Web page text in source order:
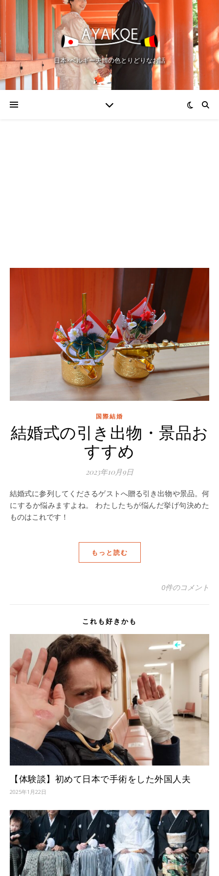
日本×ベルギー夫婦の色とりどりなお話
国際結婚
結婚式の引き出物・景品お
すすめ
2023年10月9日
結婚式に参列してくださるゲストへ贈る引き出物や景品。何
にするか悩みますよね。 わたしたちが悩んだ挙げ句決めた
ものはこれです！
もっと読む
0件のコメント
これも好きかも
【体験談】初めて日本で手術をした外国人夫
2025年1月22日